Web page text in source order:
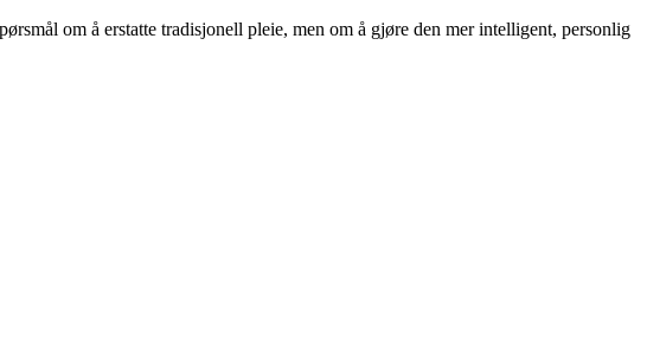
om å erstatte tradisjonell pleie, men om å gjøre den mer intelligent, personlig